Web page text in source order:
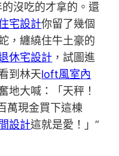
沒吃的才拿的。還
宅設計你留了幾個
，纏繞住牛土豪的
休宅設計 ，試圖進
到林天loft風室內
地大喊：「天秤！
萬現金買下這棟
設計這就是愛！」”